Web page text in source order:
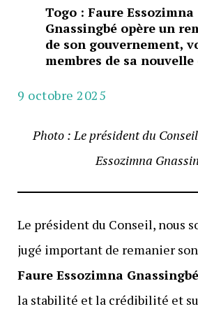
Togo : Faure Essozimna
Gnassingbé opère un
de son gouvernement,
membres de sa nouvelle
9 octobre 2025
Photo : Le président du
Essozimna
Le président du Conseil, nous
jugé important de remanier
Faure Essozimna Gnassingbé
la stabilité et la crédibilité et